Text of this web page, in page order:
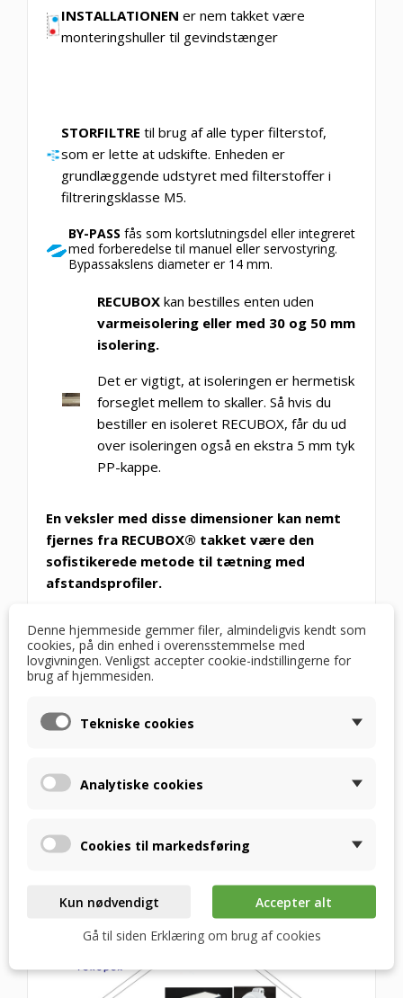
INSTALLATIONEN er nem takket være
monteringshuller til gevindstænger
STORFILTRE til brug af alle typer filterstof,
som er lette at udskifte. Enheden er
grundlæggende udstyret med filterstoffer i
filtreringsklasse M5.
BY-PASS fås som kortslutningsdel eller integreret
med forberedelse til manuel eller servostyring.
Bypassakslens diameter er 14 mm.
RECUBOX kan bestilles enten uden
varmeisolering eller med 30 og 50 mm
isolering.
Det er vigtigt, at isoleringen er hermetisk
forseglet mellem to skaller. Så hvis du
bestiller en isoleret RECUBOX, får du ud
over isoleringen også en ekstra 5 mm tyk
PP-kappe.
En veksler med disse dimensioner kan nemt
fjernes fra RECUBOX® takket være den
sofistikerede metode til tætning med
afstandsprofiler.
Denne hjemmeside gemmer filer, almindeligvis kendt som
cookies, på din enhed i overensstemmelse med
lovgivningen. Venligst accepter cookie-indstillingerne for
brug af hjemmesiden.
Tekniske cookies
Analytiske cookies
Cookies til markedsføring
Kun nødvendigt
Accepter alt
Gå til siden Erklæring om brug af cookies